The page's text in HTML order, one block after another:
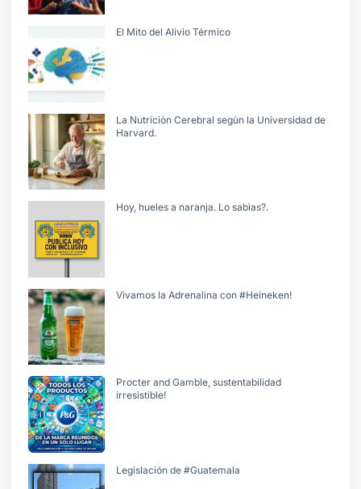
El Mito del Alivio Térmico
La Nutriciòn Cerebral segùn la Universidad de
Harvard.
Hoy, hueles a naranja. Lo sabìas?.
Vivamos la Adrenalina con #Heineken!
Procter and Gamble, sustentabilidad
irresistible!
Legislación de #Guatemala